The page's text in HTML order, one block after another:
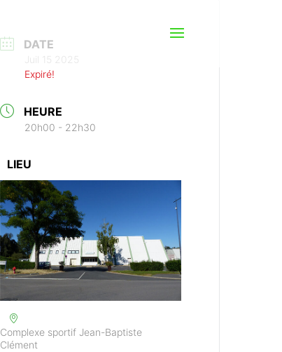
DATE
Juil 15 2025
Expiré!
HEURE
20h00 - 22h30
LIEU
Complexe sportif Jean-Baptiste
Clément